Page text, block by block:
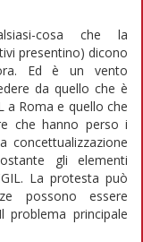
cosa che la
presentino) dicono
Ed è un vento
da quello che è
a Roma e quello che
che hanno perso i
concettualizzazione
gli elementi
La protesta può
possono essere
problema principale